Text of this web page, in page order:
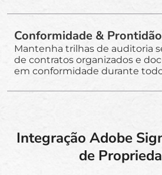
Conformidade &
Mantenha trilhas de auditoria
de contratos organizados e
em conformidade durante
Integração Adobe
de